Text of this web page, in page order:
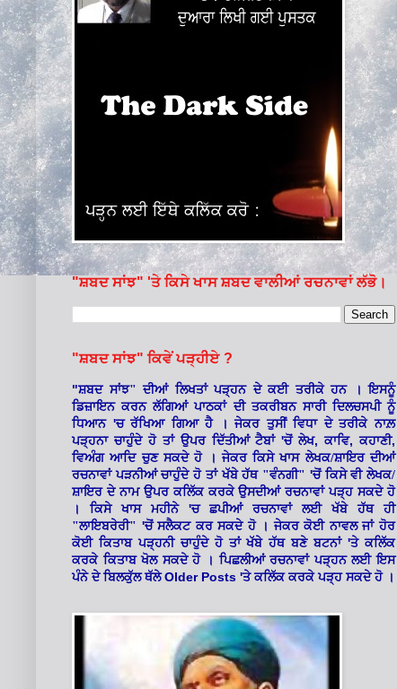
"ਸ਼ਬਦ ਸਾਂਝ" 'ਤੇ ਕਿਸੇ ਖਾਸ ਸ਼ਬਦ ਵਾਲੀਆਂ ਰਚਨਾਵਾਂ ਲੱਭੋ।
"ਸ਼ਬਦ ਸਾਂਝ" ਕਿਵੇਂ ਪੜ੍ਹੀਏ ?
"ਸ਼ਬਦ ਸਾਂਝ" ਦੀਆਂ ਲਿਖਤਾਂ ਪੜ੍ਹਨ ਦੇ ਕਈ ਤਰੀਕੇ ਹਨ । ਇਸਨੂੰ
ਡਿਜ਼ਾਇਨ ਕਰਨ ਲੱਗਿਆਂ ਪਾਠਕਾਂ ਦੀ ਤਕਰੀਬਨ ਸਾਰੀ ਦਿਲਚਸਪੀ ਨੂੰ
ਧਿਆਨ 'ਚ ਰੱਖਿਆ ਗਿਆ ਹੈ । ਜੇਕਰ ਤੁਸੀਂ ਵਿਧਾ ਦੇ ਤਰੀਕੇ ਨਾਲ਼
ਪੜ੍ਹਨਾ ਚਾਹੁੰਦੇ ਹੋ ਤਾਂ ਉਪਰ ਦਿੱਤੀਆਂ ਟੈਬਾਂ'ਚੋਂ ਲੇਖ,ਕਾਵਿ,ਕਹਾਣੀ,
ਵਿਅੰਗ ਆਦਿ ਚੁਣ ਸਕਦੇ ਹੋ । ਜੇਕਰ ਕਿਸੇ ਖਾਸ ਲੇਖਕ/ਸ਼ਾਇਰ ਦੀਆਂ
ਰਚਨਾਵਾਂ ਪੜਨੀਆਂ ਚਾਹੁੰਦੇ ਹੋ ਤਾਂ ਖੱਬੇ ਹੱਥ "ਵੰਨਗੀ" 'ਚੋਂ ਕਿਸੇ ਵੀ ਲੇਖਕ/
ਸ਼ਾਇਰ ਦੇ ਨਾਮ ਉਪਰ ਕਲਿੱਕ ਕਰਕੇ ਉਸਦੀਆਂ ਰਚਨਾਵਾਂ ਪੜ੍ਹ ਸਕਦੇ ਹੋ
। ਕਿਸੇ ਖਾਸ ਮਹੀਨੇ 'ਚ ਛਪੀਆਂ ਰਚਨਾਵਾਂ ਲਈ ਖੱਬੇ ਹੱਥ ਹੀ
"ਲਾਇਬਰੇਰੀ" 'ਚੋਂ ਸਲੈਕਟ ਕਰ ਸਕਦੇ ਹੋ । ਜੇਕਰ ਕੋਈ ਨਾਵਲ ਜਾਂ ਹੋਰ
ਕੋਈ ਕਿਤਾਬ ਪੜ੍ਹਨੀ ਚਾਹੁੰਦੇ ਹੋ ਤਾਂ ਖੱਬੇ ਹੱਥ ਬਣੇ ਬਟਨਾਂ'ਤੇ ਕਲਿੱਕ
ਕਰਕੇ ਕਿਤਾਬ ਖੋਲ ਸਕਦੇ ਹੋ । ਪਿਛਲੀਆਂ ਰਚਨਾਵਾਂ ਪੜ੍ਹਨ ਲਈ ਇਸ
ਪੰਨੇ ਦੇ ਬਿਲਕੁੱਲ ਥੱਲੇOlder Posts 'ਤੇ ਕਲਿੱਕ ਕਰਕੇ ਪੜ੍ਹ ਸਕਦੇ ਹੋ ।